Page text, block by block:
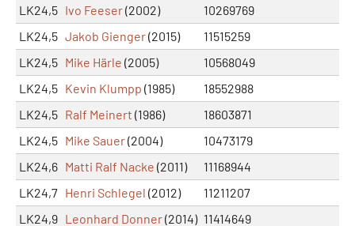
LK24,5 Ivo Feeser(2002)
10269769
LK24,5 Jakob Gienger(2015)
11515259
LK24,5 Mike Härle (2005)
10568049
LK24,5 Kevin Klumpp (1985)
18552988
LK24,5 Ralf Meinert (1986)
18603871
LK24,5 Mike Sauer(2004)
10473179
LK24,6 Matti Ralf Nacke (2011)
11168944
LK24,7 Henri Schlegel (2012)
11211207
LK24,9 Leonhard Donner(2014) 11414649